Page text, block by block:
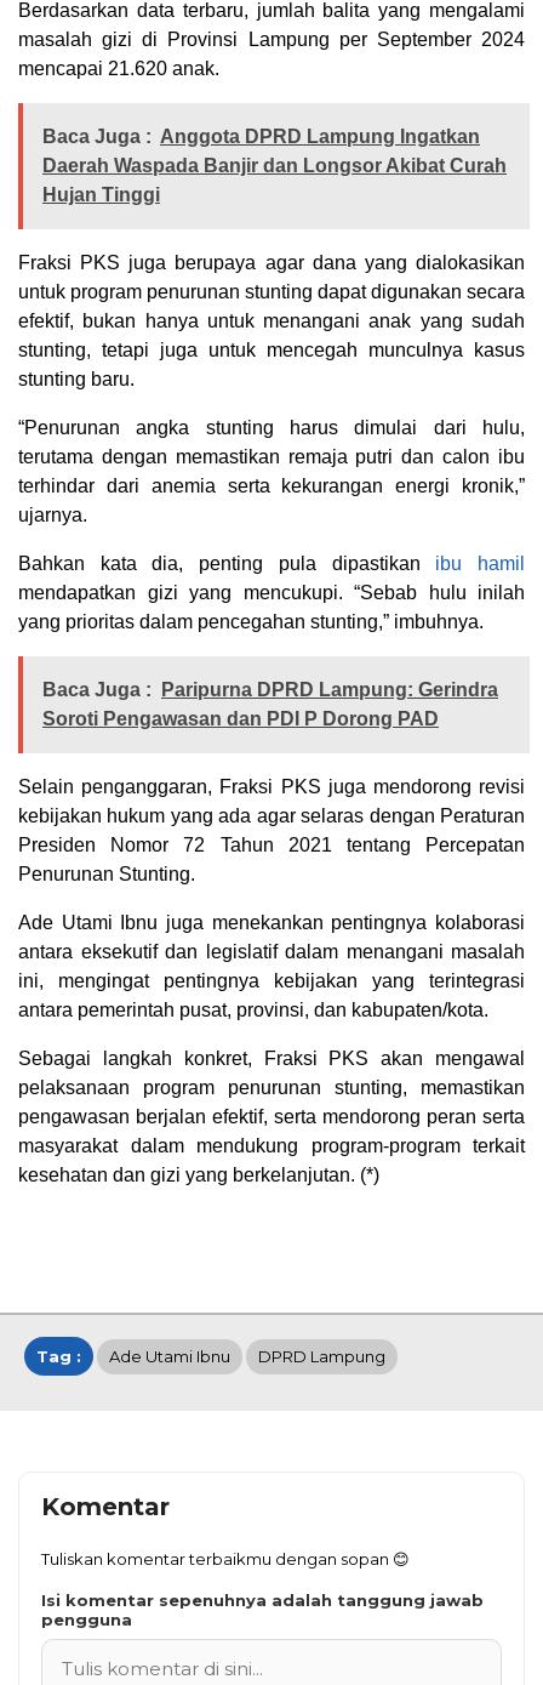
Berdasarkan data terbaru, jumlah balita yang mengalami
masalah gizi di Provinsi Lampung per September 2024
mencapai 21.620 anak.
Baca Juga : Anggota DPRD Lampung Ingatkan
Daerah Waspada Banjir dan Longsor Akibat Curah
Hujan Tinggi
Fraksi PKS juga berupaya agar dana yang dialokasikan
untuk program penurunan stunting dapat digunakan secara
efektif, bukan hanya untuk menangani anak yang sudah
stunting, tetapi juga untuk mencegah munculnya kasus
stunting baru.
“Penurunan angka stunting harus dimulai dari hulu,
terutama dengan memastikan remaja putri dan calon ibu
terhindar dari anemia serta kekurangan energi kronik,”
ujarnya.
Bahkan kata dia, penting pula dipastikan ibu hamil
mendapatkan gizi yang mencukupi. “Sebab hulu inilah
yang prioritas dalam pencegahan stunting,” imbuhnya.
Baca Juga :
Paripurna DPRD Lampung: Gerindra
Soroti Pengawasan dan PDI P Dorong PAD
Selain penganggaran, Fraksi PKS juga mendorong revisi
kebijakan hukum yang ada agar selaras dengan Peraturan
Presiden Nomor 72 Tahun 2021 tentang Percepatan
Penurunan Stunting.
Ade Utami Ibnu juga menekankan pentingnya kolaborasi
antara eksekutif dan legislatif dalam menangani masalah
ini, mengingat pentingnya kebijakan yang terintegrasi
antara pemerintah pusat, provinsi, dan kabupaten/kota.
Sebagai langkah konkret, Fraksi PKS akan mengawal
pelaksanaan program penurunan stunting, memastikan
pengawasan berjalan efektif, serta mendorong peran serta
masyarakat dalam mendukung program-program terkait
kesehatan dan gizi yang berkelanjutan. (*)
Tag : Ade Utami Ibnu DPRD Lampung
Komentar
Tuliskan komentar terbaikmu dengan sopan 😊
Isi komentar sepenuhnya adalah tanggung jawab
pengguna